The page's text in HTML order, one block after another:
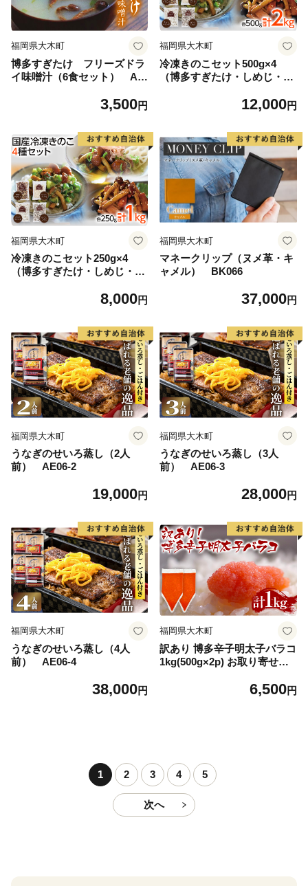
福岡県大木町
博多すぎたけ フリーズドラ
イ味噌汁（6食セット） AU
3,500円
福岡県大木町
冷凍きのこセット500g×4
（博多すぎたけ・しめじ・え
12,000円
福岡県大木町
冷凍きのこセット250g×4
（博多すぎたけ・しめじ・え
8,000円
福岡県大木町
マネークリップ（ヌメ革・キ
ャメル） BK066
37,000円
福岡県大木町
うなぎのせいろ蒸し（2人
前） AE06-2
19,000円
福岡県大木町
うなぎのせいろ蒸し（3人
前） AE06-3
28,000円
福岡県大木町
うなぎのせいろ蒸し（4人
前） AE06-4
38,000円
福岡県大木町
訳あり 博多辛子明太子バラコ
1kg(500g×2p) お取り寄せグ
6,500円
1 2 3 4 5
次へ